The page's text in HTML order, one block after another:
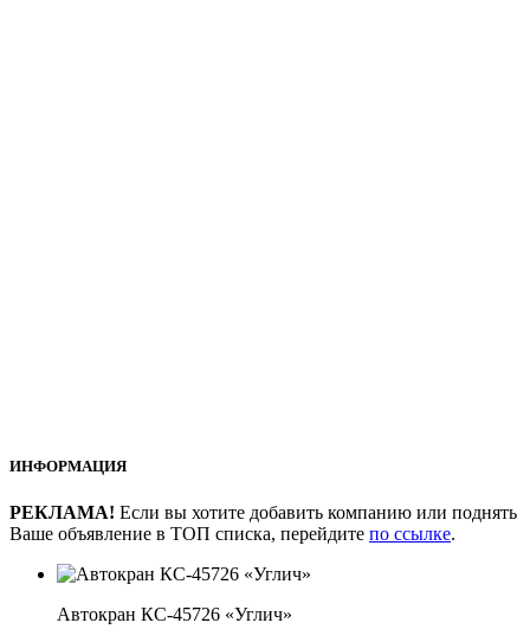
ИНФОРМАЦИЯ
РЕКЛАМА! Если вы хотите добавить компанию или поднять
Ваше объявление в ТОП списка, перейдите по ссылке.
Автокран КС-45726 «Углич»